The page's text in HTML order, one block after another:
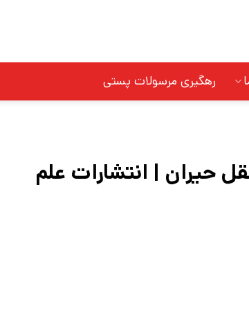
رهگیری مرسولات پستی
حیران | انتشارات علم